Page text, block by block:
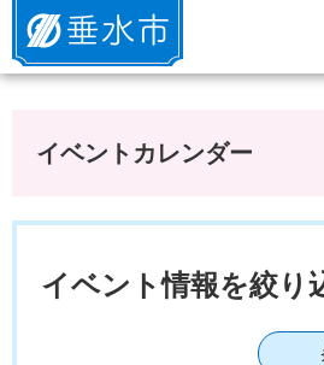
垂水市
イベントカレンダー
イベント情報を絞り